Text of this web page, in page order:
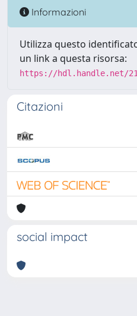
Informazioni
Utilizza questo
un link a questa risorsa:
https://hdl.handle.net/
Citazioni
social impact